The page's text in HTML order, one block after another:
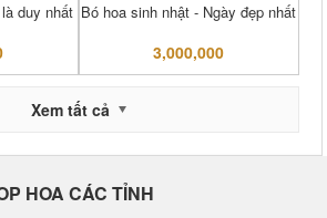
duy nhất Bó hoa sinh nhật - Ngày đẹp nhất
3,000,000
Xem tất cả
HOA CÁC TỈNH